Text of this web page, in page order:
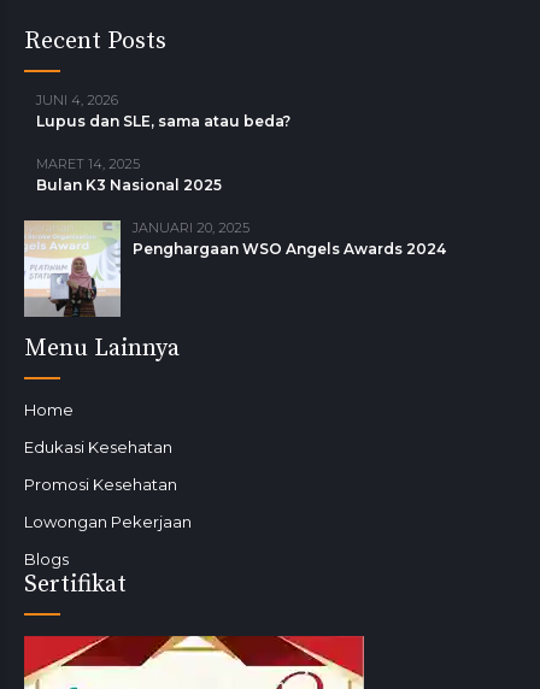
Recent Posts
JUNI 4, 2026
Lupus dan SLE, sama atau beda?
MARET 14, 2025
Bulan K3 Nasional 2025
JANUARI 20, 2025
Penghargaan WSO Angels Awards 2024
Menu Lainnya
Home
Edukasi Kesehatan
Promosi Kesehatan
Lowongan Pekerjaan
Blogs
Sertifikat